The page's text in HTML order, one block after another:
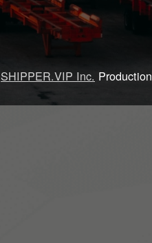
SHIPPER.VIP Inc. Production